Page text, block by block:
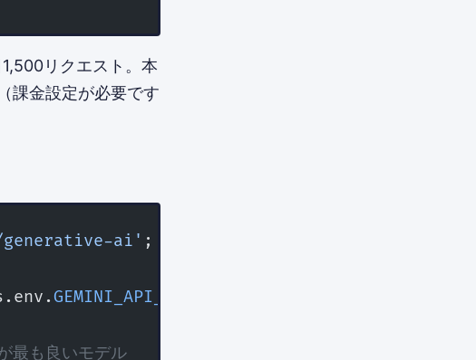
リクエスト。本
課金設定が必要です
generative-ai' ;
GEMINI_API_KEY
も良いモデル